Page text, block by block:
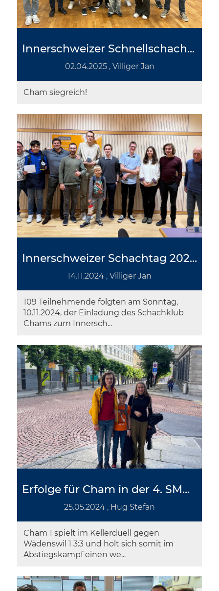
Innerschweizer Schnellschachgruppenmeisterschaft
02.04.2025, Villiger Jan
Cham siegreich!
Innerschweizer Schachtag 2024 – ein Rückblick
14.11.2024 , Villiger Jan
109 Teilnehmende folgten am Sonntag,
10.11.2024, der Einladung des Schachklub
Chams zum Innersch...
Erfolge für Cham in der 4. SMM-Runde
25.05.2024 , Hug Stefan
Cham 1 spielt im Kellerduell gegen
Wädenswil 1 3:3 und holt sich somit im
Abstiegskampf einen we...